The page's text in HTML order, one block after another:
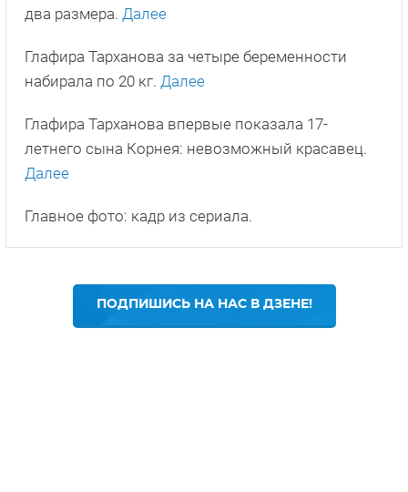
два размера. Далее
Глафира Тарханова за четыре беременности
набирала по 20 кг. Далее
Глафира Тарханова впервые показала 17-
летнего сына Корнея: невозможный красавец.
Далее
Главное фото: кадр из сериала.
ПОДПИШИСЬ НА НАС В ДЗЕНЕ!